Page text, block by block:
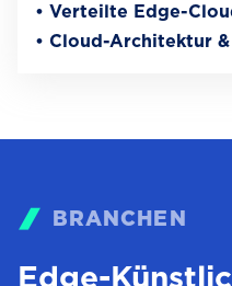
• Verteilte Edge-
• Cloud-Architektur
BRANCHEN
Edge-